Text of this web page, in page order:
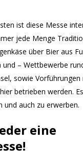
ist diese Messe
jede Menge
über Bier aus
und – Wettbewerbe
sowie
betrieben werden.
und auch zu erwerben.
eine